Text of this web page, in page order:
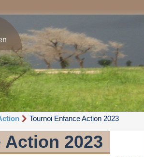
Tournoi Enfance Action 2023
2023